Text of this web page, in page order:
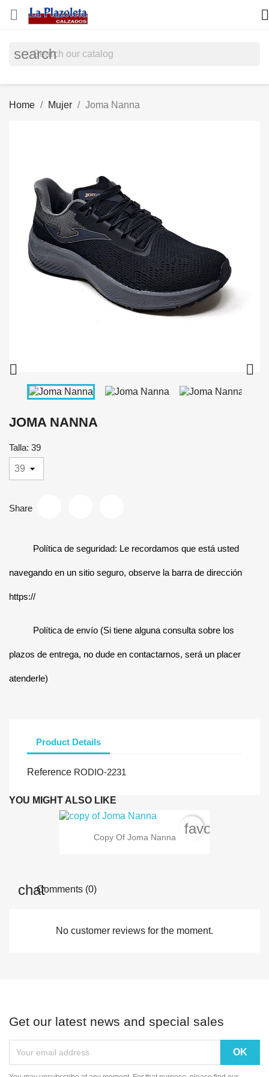
 
search
Home Mujer Joma Nanna
 
JOMA NANNA
Talla: 39
Share
Política de seguridad: Le recordamos que está usted
navegando en un sitio seguro, observe la barra de dirección
https://
Política de envío (Si tiene alguna consulta sobre los
plazos de entrega, no dude en contactarnos, será un placer
atenderle)
Product Details
Reference RODIO-2231
YOU MIGHT ALSO LIKE
Copy Of Joma Nanna
Comments (0)
No customer reviews for the moment.
Get our latest news and special sales